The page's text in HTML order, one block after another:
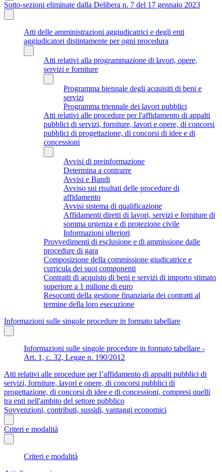
Sotto-sezioni eliminate dalla Delibera n. 7 del 17 gennaio 2023
Atti delle amministrazioni aggiudicatrici e degli enti
aggiudicatori distintamente per ogni procedura
Atti relativi alla programmazione di lavori, opere,
servizi e forniture
Programma biennale degli acquisiti di beni e
servizi
Programma triennale dei lavori pubblici
Atti relativi alle procedure per l'affidamento di appalti
pubblici di servizi, forniture, lavori e opere, di concorsi
pubblici di progettazione, di concorsi di idee e di
concessioni
Avvisi di preinformazione
Determina a contrarre
Avvisi e Bandi
Avviso sui risultati delle procedure di
affidamento
Avvisi sistema di qualificazione
Affidamenti diretti di lavori, servizi e forniture di
somma urgenza e di protezione civile
Informazioni ulteriori
Provvedimenti di esclusione e di ammissione dalle
procedure di gara
Composizione della commissione giudicatrice e
curricula dei suoi componenti
Contratti di acquisto di beni e servizi di importo stimato
superiore a 1 milione di euro
Resoconti della gestione finanziaria dei contratti al
termine della loro esecuzione
Informazioni sulle singole procedure in formato tabellare
Informazioni sulle singole procedure in formato tabellare -
Art. 1, c. 32, Legge n. 190/2012
Atti relativi alle procedure per l’affidamento di appalti pubblici di
servizi, forniture, lavori e opere, di concorsi pubblici di
progettazione, di concorsi di idee e di concessioni, compresi quelli
tra enti nell'ambito del settore pubblico
Sovvenzioni, contributi, sussidi, vantaggi economici
Criteri e modalità
Criteri e modalità